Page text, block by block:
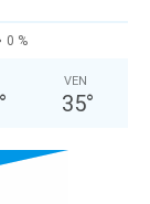
0 %
°
VEN
35°